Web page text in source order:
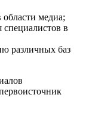
медиа;
специалистов в
различных баз